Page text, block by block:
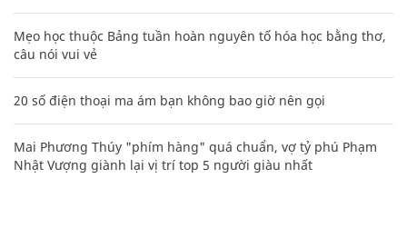
Mẹo học thuộc Bảng tuần hoàn nguyên tố hóa học bằng thơ,
câu nói vui vẻ
20 số điện thoại ma ám bạn không bao giờ nên gọi
Mai Phương Thúy "phím hàng" quá chuẩn, vợ tỷ phú Phạm
Nhật Vượng giành lại vị trí top 5 người giàu nhất